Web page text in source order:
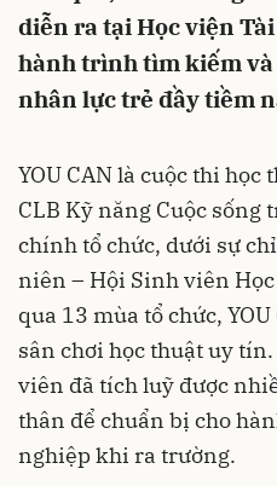
diễn ra tại Học viện
hành trình tìm kiếm
nhân lực trẻ đầy tiềm
YOU CAN là cuộc thi
CLB Kỹ năng Cuộc sống
chính tổ chức, dưới sự
niên – Hội Sinh viên
qua 13 mùa tổ chức,
sân chơi học thuật uy
viên đã tích luỹ được
thân để chuẩn bị cho
nghiệp khi ra trường.